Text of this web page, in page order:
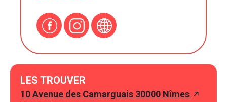
LES TROUVER
10 Avenue des Camarguais 30000 Nîmes